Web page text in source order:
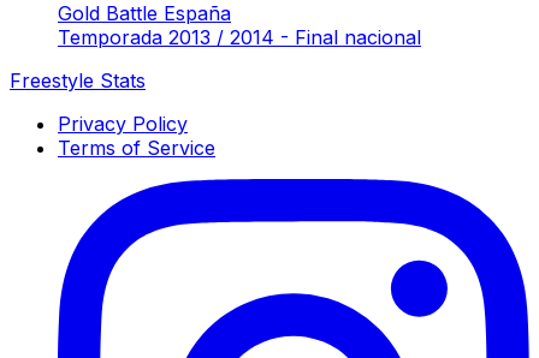
Gold Battle España
Temporada 2013 / 2014 - Final nacional
Freestyle Stats
Privacy Policy
Terms of Service